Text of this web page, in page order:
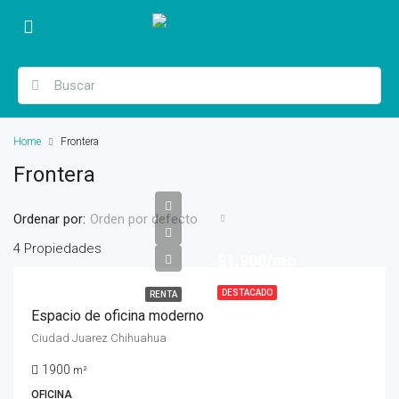
Home Frontera
Frontera
4 Propiedades
Ordenar por: Orden por defecto
DESTACADO
RENTA
Espacio de oficina moderno
Ciudad Juarez Chihuahua
1900 m²
OFICINA